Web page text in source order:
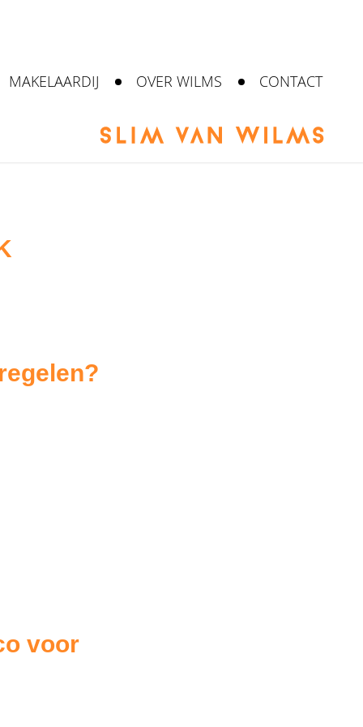
MAKELAARDIJ OVER WILMS CONTACT
voor